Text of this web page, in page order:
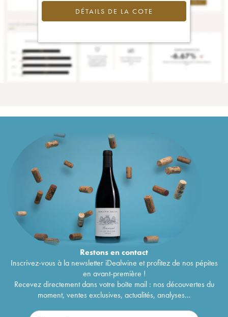
DÉTAILS DE LA COTE
Restons encontact
Inscrivez-vous à la newsletter iDealwine et profitez de nos pépites
en avant-première !
Recevez directement dans votre boîte mail : nos découvertes du
moment, ventes exclusives, actualités, analyses...